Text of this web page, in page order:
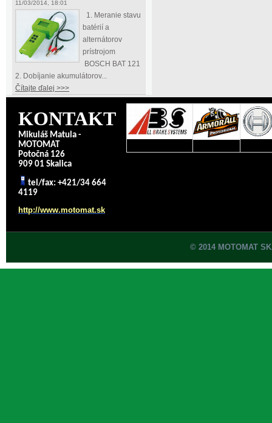
11/03/2014, 18:01
1. Meranie stavu
batérií a
alternátorov
prístrojom
BOSCH BAT 121
2. Dobíjanie akumulátorov...
Čítajte ďalej >>>
KONTAKT
Mikuláš Matula -
MOTOMAT
Potočná 126
909 01 Skalica
tel/fax: +421/34 664
4119
http://www.motomat.sk
© 2014